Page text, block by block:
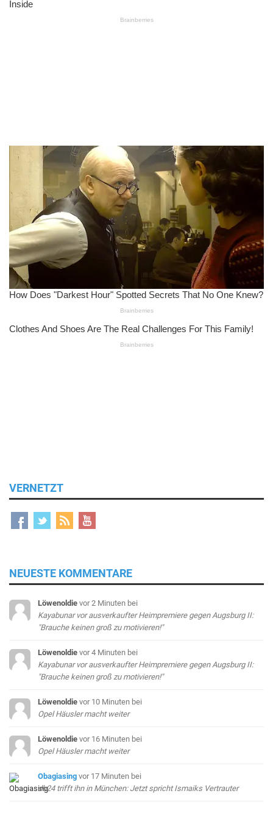
VERNETZT
NEUESTE KOMMENTARE
Löwenoldie vor 2 Minuten bei
Kayabunar vor ausverkaufter Heimpremiere gegen Augsburg II:
"Brauche keinen groß zu motivieren!"
Löwenoldie vor 4 Minuten bei
Kayabunar vor ausverkaufter Heimpremiere gegen Augsburg II:
"Brauche keinen groß zu motivieren!"
Löwenoldie vor 10 Minuten bei
Opel Häusler macht weiter
Löwenoldie vor 16 Minuten bei
Opel Häusler macht weiter
Obagiasing vor 17 Minuten bei
db24 trifft ihn in München: Jetzt spricht Ismaiks Vertrauter